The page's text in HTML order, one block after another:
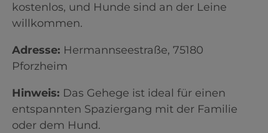
kostenlos, und Hunde sind an der Leine
willkommen.​
Adresse: Hermannseestraße, 75180
Pforzheim​
Hinweis: Das Gehege ist ideal für einen
entspannten Spaziergang mit der Familie
oder dem Hund.​